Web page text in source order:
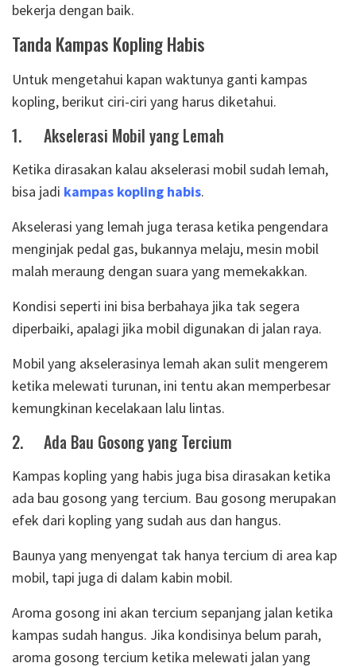
bekerja dengan baik.
Tanda Kampas Kopling Habis
Untuk mengetahui kapan waktunya ganti kampas
kopling, berikut ciri-ciri yang harus diketahui.
1. Akselerasi Mobil yang Lemah
Ketika dirasakan kalau akselerasi mobil sudah lemah,
bisa jadi kampas kopling habis.
Akselerasi yang lemah juga terasa ketika pengendara
menginjak pedal gas, bukannya melaju, mesin mobil
malah meraung dengan suara yang memekakkan.
Kondisi seperti ini bisa berbahaya jika tak segera
diperbaiki, apalagi jika mobil digunakan di jalan raya.
Mobil yang akselerasinya lemah akan sulit mengerem
ketika melewati turunan, ini tentu akan memperbesar
kemungkinan kecelakaan lalu lintas.
2. Ada Bau Gosong yang Tercium
Kampas kopling yang habis juga bisa dirasakan ketika
ada bau gosong yang tercium. Bau gosong merupakan
efek dari kopling yang sudah aus dan hangus.
Baunya yang menyengat tak hanya tercium di area kap
mobil, tapi juga di dalam kabin mobil.
Aroma gosong ini akan tercium sepanjang jalan ketika
kampas sudah hangus. Jika kondisinya belum parah,
aroma gosong tercium ketika melewati jalan yang